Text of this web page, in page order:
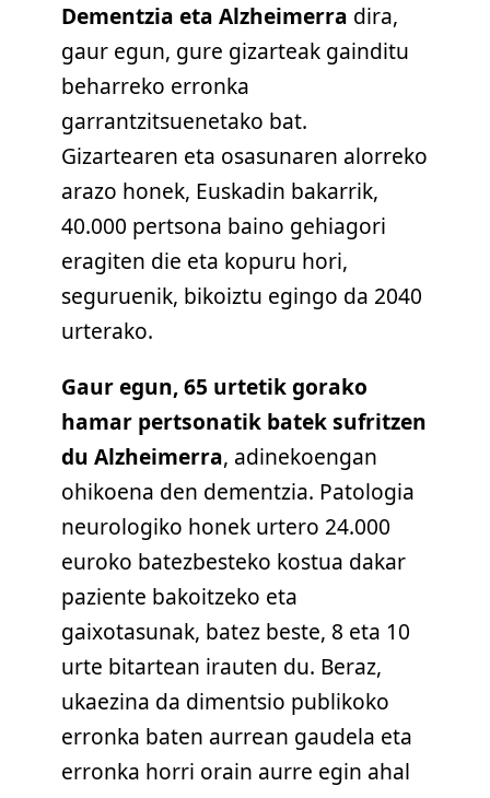
Dementzia eta Alzheimerra dira,
gaur egun, gure gizarteak gainditu
beharreko erronka
garrantzitsuenetako bat.
Gizartearen eta osasunaren alorreko
arazo honek, Euskadin bakarrik,
40.000 pertsona baino gehiagori
eragiten die eta kopuru hori,
seguruenik, bikoiztu egingo da 2040
urterako.
Gaur egun, 65 urtetik gorako
hamar pertsonatik batek sufritzen
du Alzheimerra, adinekoengan
ohikoena den dementzia. Patologia
neurologiko honek urtero 24.000
euroko batezbesteko kostua dakar
paziente bakoitzeko eta
gaixotasunak, batez beste, 8 eta 10
urte bitartean irauten du. Beraz,
ukaezina da dimentsio publikoko
erronka baten aurrean gaudela eta
erronka horri orain aurre egin ahal